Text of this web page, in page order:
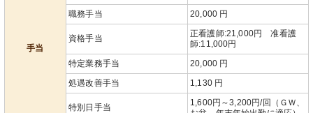
手当
職務手当
20,000 円
資格手当
正看護師:21,000円 准看護
師:11,000円
特定業務手当
20,000 円
処遇改善手当
1,130 円
特別日手当
1,600円～3,200円/回（ＧＷ、